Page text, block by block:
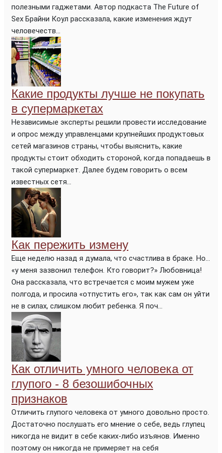
полезными гаджетами. Автор подкаста The Future of
Sex Брайни Коул рассказала, какие изменения ждут
человечеств...
Какие продукты лучше не покупать
в супермаркетах
Независимые эксперты решили провести исследование
и опрос между управленцами крупнейших продуктовых
сетей магазинов страны, чтобы выяснить, какие
продукты стоит обходить стороной, когда попадаешь в
такой супермаркет. Далее будем говорить о всем
известных сетя...
Как пережить измену
Еще неделю назад я думала, что счастлива в браке. Но…
«у меня зазвонил телефон. Кто говорит?» Любовница!
Она рассказала, что встречается с моим мужем уже
полгода, и просила «отпустить его», так как сам он уйти
не в силах, слишком любит ребенка. Я поч...
Как отличить умного человека от
глупого - 8 безошибочных
признаков
Отличить глупого человека от умного довольно просто.
Достаточно послушать его мнение о себе, ведь глупец
никогда не видит в себе каких-либо изъянов. Именно
поэтому он никогда не примеряет на себя